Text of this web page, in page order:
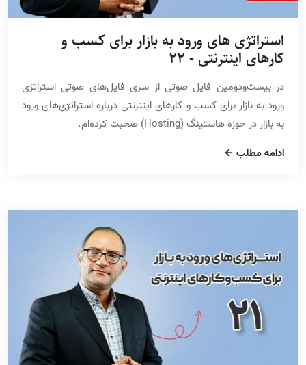
استراتژی های ورود به بازار برای کسب و
کارهای اینترنتی - 22
در بیست‌ودومین فایل صوتی از سری فایل‌های صوتی استراتژی
ورود به بازار برای کسب و کارهای اینترنتی درباره استراتژی‌های ورود
به بازار در حوزه هاستینگ (Hosting) صحبت کرده‌ام.
ادامه مطلب